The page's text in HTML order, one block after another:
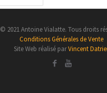
© 2021 Antoine Vialatte. Tous droits
Conditions Générales de Vente
Site Web réalisé parVincent